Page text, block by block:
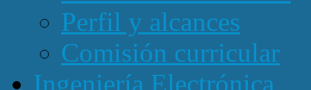
Perfil y alcances
Comisión curricular
Ingeniería Electrónica